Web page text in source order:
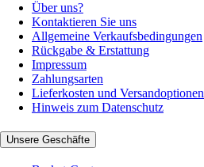
Über uns?
Kontaktieren Sie uns
Allgemeine Verkaufsbedingungen
Rückgabe & Erstattung
Impressum
Zahlungsarten
Lieferkosten und Versandoptionen
Hinweis zum Datenschutz
Unsere Geschäfte